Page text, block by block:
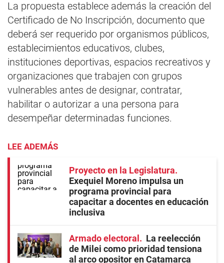
La propuesta establece además la creación del
Certificado de No Inscripción, documento que
deberá ser requerido por organismos públicos,
establecimientos educativos, clubes,
instituciones deportivas, espacios recreativos y
organizaciones que trabajen con grupos
vulnerables antes de designar, contratar,
habilitar o autorizar a una persona para
desempeñar determinadas funciones.
LEE ADEMÁS
Proyecto en la Legislatura
Exequiel Moreno impulsa un
programa provincial para
capacitar a docentes en educación
inclusiva
Armado electoral
La reelección
de Milei como prioridad tensiona
al arco opositor en Catamarca